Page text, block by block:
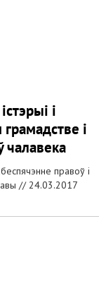
і
і
чалавека
правоў і
//24.03.2017